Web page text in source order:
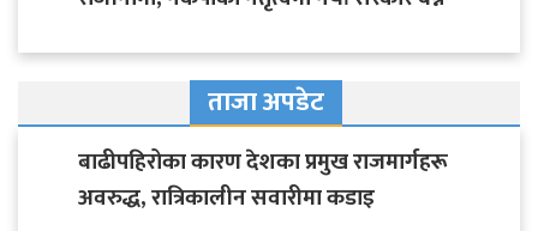
ताजा अपडेट
बाढीपहिरोका कारण देशका प्रमुख राजमार्गहरू
अवरुद्ध, रात्रिकालीन सवारीमा कडाइ